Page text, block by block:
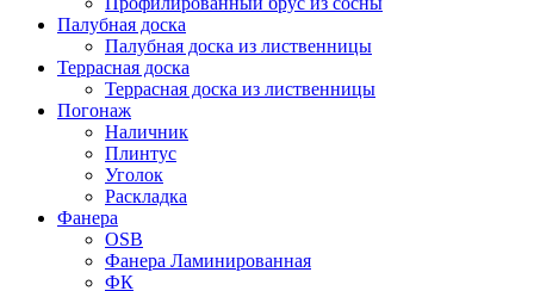
Палубная доска
Палубная доска из лиственницы
Террасная доска
Террасная доска из лиственницы
Погонаж
Наличник
Плинтус
Уголок
Раскладка
Фанера
OSB
Фанера Ламинированная
ФК